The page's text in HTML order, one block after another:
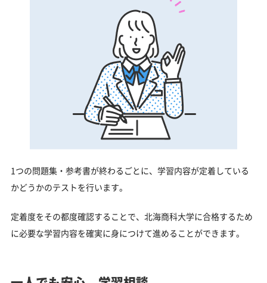
1つの問題集・参考書が終わるごとに、学習内容が定着している
かどうかのテストを行います。
定着度をその都度確認することで、北海商科大学に合格するため
に必要な学習内容を確実に身につけて進めることができます。